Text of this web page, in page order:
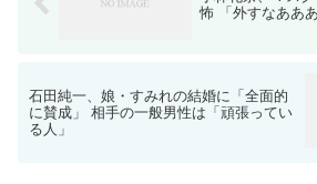
怖 「外すなああ
石田純一、娘・すみれの結婚に「全面的
に賛成」 相手の一般男性は「頑張ってい
る人」